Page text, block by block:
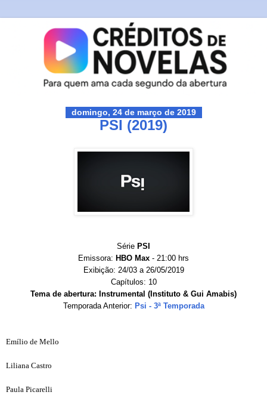
domingo, 24 de março de 2019
PSI (2019)
Série PSI
Emissora: HBO Max - 21:00 hrs
Exibição: 24/03 a 26/05/2019
Capítulos: 10
Tema de abertura: Instrumental (Instituto & Gui Amabis)
Temporada Anterior: Psi - 3ª Temporada
Emílio de Mello
Liliana Castro
Paula Picarelli